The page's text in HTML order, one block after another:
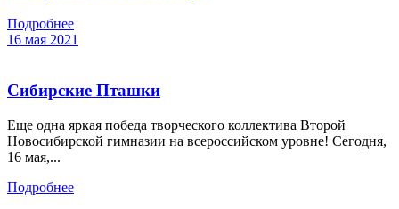
Подробнее
16 мая 2021
Сибирские Пташки
Еще одна яркая победа творческого коллектива Второй
Новосибирской гимназии на всероссийском уровне! Сегодня,
16 мая,...
Подробнее